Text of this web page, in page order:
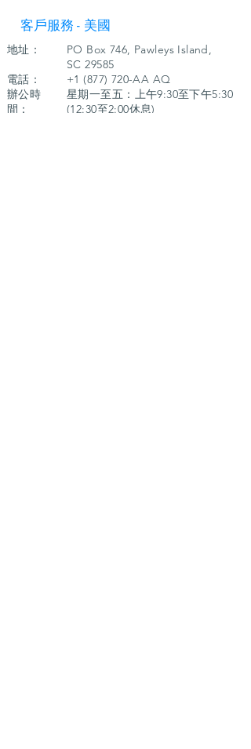
客戶服務 - 美國
地址：
電話：
辦公時
間：
PO Box 746, Pawleys Island,
SC 29585
+1 (877) 720-AA AQ
星期一至五：上午9:30至下午5:30
(12:30至2:00休息)